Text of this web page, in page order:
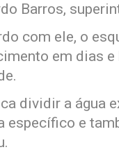
Barros,
com ele, o
em dias
dividir a água
específico e